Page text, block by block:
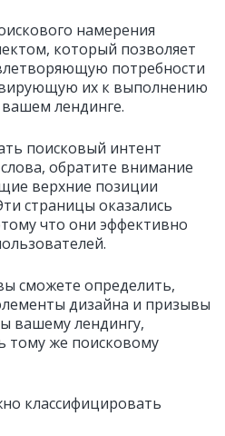
намерения
который позволяет
потребности
их к выполнению
лендинге.
поисковый интент
обратите внимание
верхние позиции
страницы оказались
что они эффективно
сможете определить,
дизайна и призывы
вашему лендингу,
тому же поисковому
классифицировать